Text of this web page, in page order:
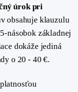
úrok pri
obsahuje klauzulu
násobok základnej
dokáže jediná
o 20 - 40 €.